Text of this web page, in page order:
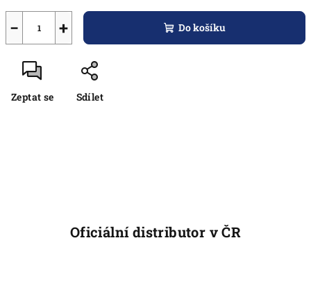
+
− Do košíku
Zeptat se Sdílet
Oficiální distributor v ČR